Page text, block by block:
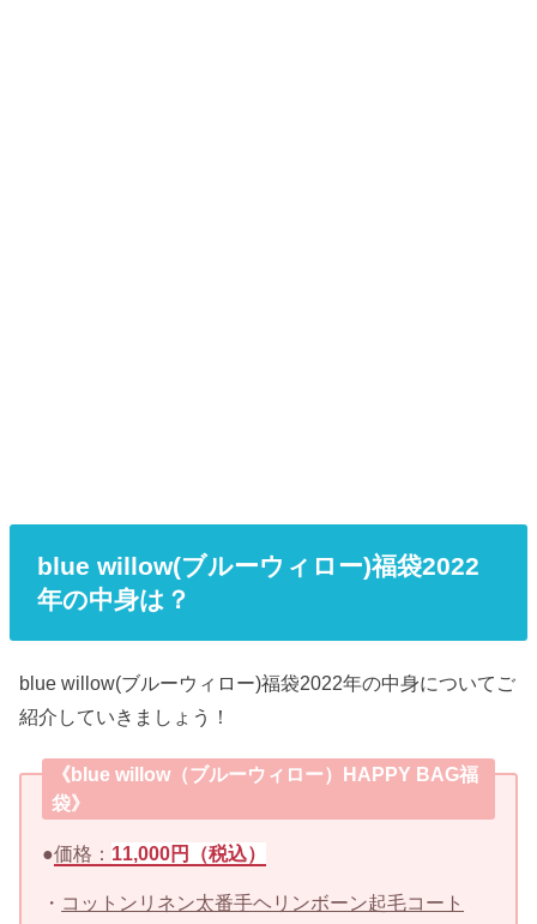
blue willow(ブルーウィロー)福袋2022
年の中身は？
blue willow(ブルーウィロー)福袋2022年の中身についてご
紹介していきましょう！
《blue willow（ブルーウィロー）HAPPY BAG福
袋》
●価格： 11,000円（税込）
・ コットンリネン太番手ヘリンボーン起毛コート